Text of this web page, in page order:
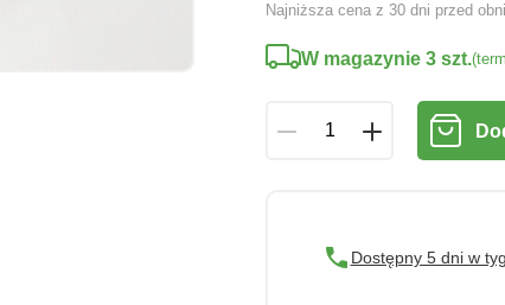
Najniższa cena z 30 dni przed
W magazynie 3 szt.
Dostępny 5 dni w